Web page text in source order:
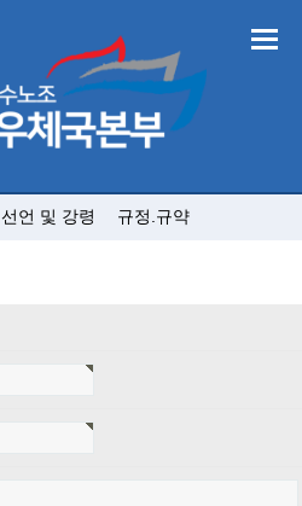
선언 및 강령 규정.규약